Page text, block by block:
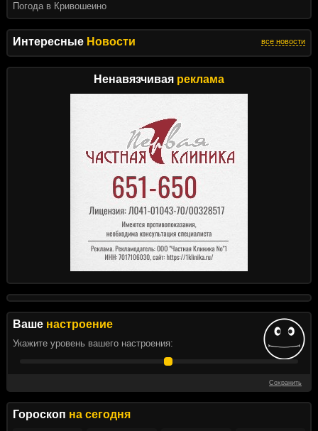
Интересные Новости все новости
Ненавязчивая реклама
Ваше настроение
Укажите уровень вашего настроения:
Сохранить
Гороскоп на сегодня
Погода в Кривошеино